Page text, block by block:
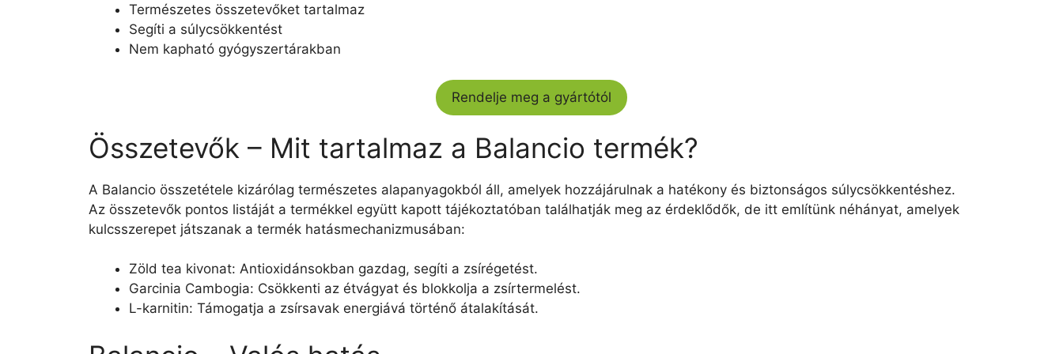
Természetes összetevőket tartalmaz
Segíti a súlycsökkentést
Nem kapható gyógyszertárakban
Rendelje meg a gyártótól
Összetevők – Mit tartalmaz a Balancio termék?
A Balancio összetétele kizárólag természetes alapanyagokból áll, amelyek hozzájárulnak a hatékony és biztonságos súlycsökkentéshez.
Az összetevők pontos listáját a termékkel együtt kapott tájékoztatóban találhatják meg az érdeklődők, de itt említünk néhányat, amelyek
kulcsszerepet játszanak a termék hatásmechanizmusában:
Zöld tea kivonat: Antioxidánsokban gazdag, segíti a zsírégetést.
Garcinia Cambogia: Csökkenti az étvágyat és blokkolja a zsírtermelést.
L-karnitin: Támogatja a zsírsavak energiává történő átalakítását.